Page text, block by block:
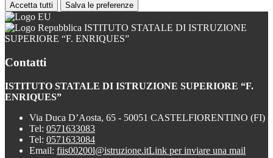
Accetta tutti Salva le preferenze
ISTITUTO STATALE DI ISTRUZIONE
SUPERIORE “F. ENRIQUES”
Contatti
ISTITUTO STATALE DI ISTRUZIONE SUPERIORE “F.
ENRIQUES”
Via Duca D’Aosta, 65 - 50051 CASTELFIORENTINO (FI)
Tel: 0571633083
Tel: 0571633084
Email: fiis00200l@istruzione.itLink per inviare una mail